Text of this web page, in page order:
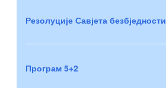
Резолуције Савјета безбједности
Програм 5+2